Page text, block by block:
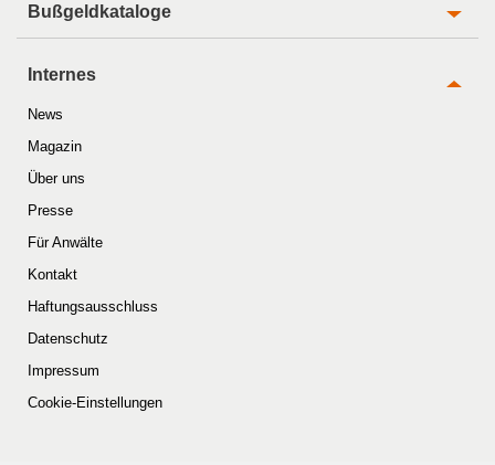
Bußgeldkataloge
Internes
News
Magazin
Über uns
Presse
Für Anwälte
Kontakt
Haftungsausschluss
Datenschutz
Impressum
Cookie-Einstellungen